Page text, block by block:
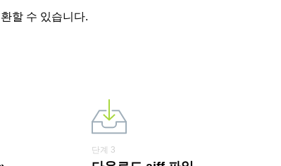
할 수 있습니다.
단계 3